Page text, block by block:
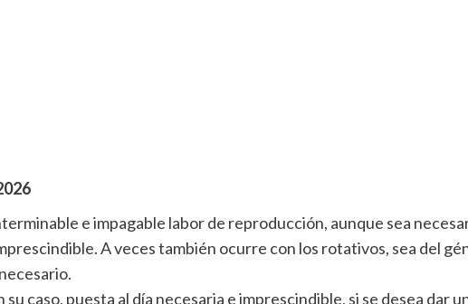
e impagable labor de reproducción, aunque sea
A veces también ocurre con los rotativos, sea del
caso, puesta al día necesaria e imprescindible, si se desea dar